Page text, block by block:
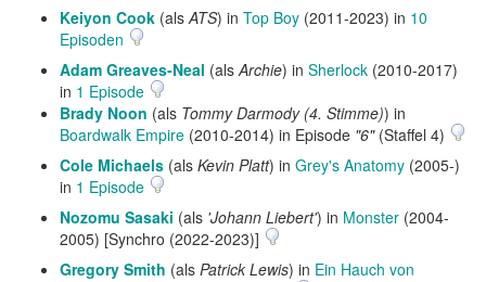
Keiyon Cook (alsATS) in Top Boy (2011-2023) in 10
Episoden
Adam Greaves-Neal (alsArchie) in Sherlock (2010-2017)
in 1 Episode
Brady Noon (als Tommy Darmody (4. Stimme)) in
Boardwalk Empire (2010-2014) in Episode "6"(Staffel 4)
Cole Michaels (als Kevin Platt) in Grey's Anatomy (2005-)
in 1 Episode
Nozomu Sasaki (als 'Johann Liebert') in Monster (2004-
2005) [Synchro (2022-2023)]
Gregory Smith (als Patrick Lewis) in Ein Hauch von